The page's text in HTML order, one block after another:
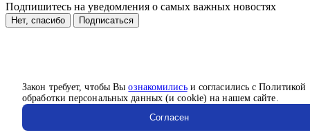
Закон требует, чтобы Выознакомилисьи согласились с Политикой
обработки персональных данных (и cookie) на нашем сайте.
Согласен
Подпишитесь на уведомления о самых важных новостях
Нет, спасибо Подписаться